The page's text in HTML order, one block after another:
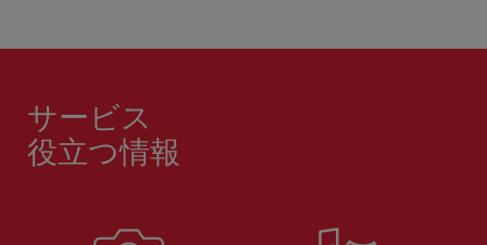
サービス
役立つ情報